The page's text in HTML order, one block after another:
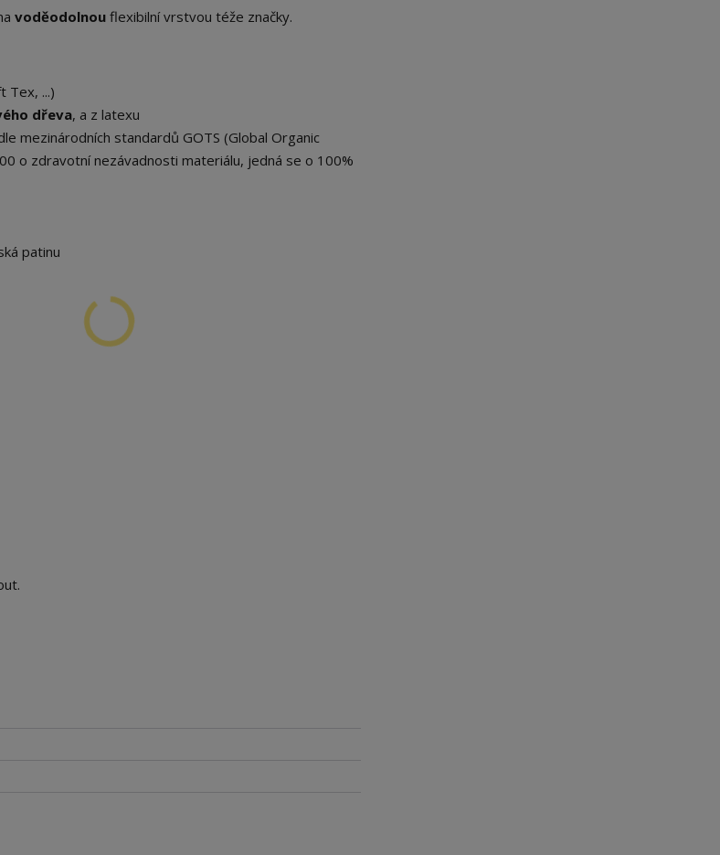
voděodolnou flexibilní vrstvou téže značky.
Tex, ...)
dřeva, a z latexu
mezinárodních standardů GOTS (Global Organic
o zdravotní nezávadnosti materiálu, jedná se o 100%
patinu